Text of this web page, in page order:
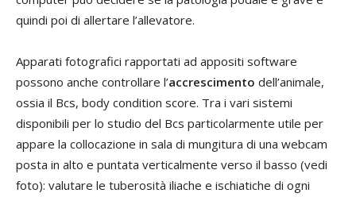
quindi poi di allertare l’allevatore.
Apparati fotografici rapportati ad appositi software
possono anche controllare l’accrescimento dell’animale,
ossia il Bcs, body condition score. Tra i vari sistemi
disponibili per lo studio del Bcs particolarmente utile per
appare la collocazione in sala di mungitura di una webcam
posta in alto e puntata verticalmente verso il basso (vedi
foto): valutare le tuberosità iliache e ischiatiche di ogni